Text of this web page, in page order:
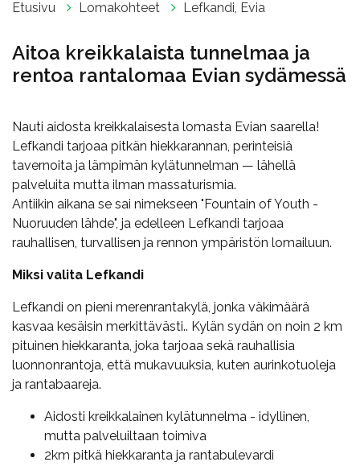
Etusivu Lomakohteet Lefkandi, Evia
Aitoa kreikkalaista tunnelmaa ja
rentoa rantalomaa Evian sydämessä
Nauti aidosta kreikkalaisesta lomasta Evian saarella!
Lefkandi tarjoaa pitkän hiekkarannan, perinteisiä
tavernoita ja lämpimän kylätunnelman — lähellä
palveluita mutta ilman massaturismia.
Antiikin aikana se sai nimekseen "Fountain of Youth -
Nuoruuden lähde", ja edelleen Lefkandi tarjoaa
rauhallisen, turvallisen ja rennon ympäristön lomailuun.
Miksi valita Lefkandi
Lefkandi on pieni merenrantakylä, jonka väkimäärä
kasvaa kesäisin merkittävästi.. Kylän sydän on noin 2 km
pituinen hiekkaranta, joka tarjoaa sekä rauhallisia
luonnonrantoja, että mukavuuksia, kuten aurinkotuoleja
ja rantabaareja.
Aidosti kreikkalainen kylätunnelma - idyllinen,
mutta palveluiltaan toimiva
2km pitkä hiekkaranta ja rantabulevardi